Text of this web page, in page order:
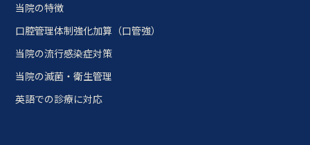
当院の特徴
口腔管理体制強化加算（口管強）
当院の流行感染症対策
当院の滅菌・衛生管理
英語での診療に対応